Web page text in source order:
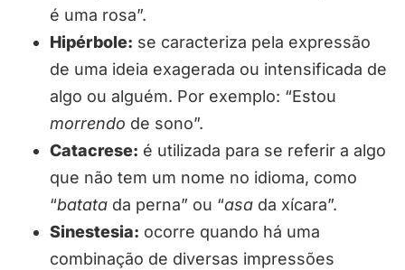
é uma rosa”.
Hipérbole: se caracteriza pela expressão
de uma ideia exagerada ou intensificada de
algo ou alguém. Por exemplo: “Estou
morrendo de sono”.
Catacrese: é utilizada para se referir a algo
que não tem um nome no idioma, como
“batata da perna” ou “asa da xícara”.
Sinestesia: ocorre quando há uma
combinação de diversas impressões